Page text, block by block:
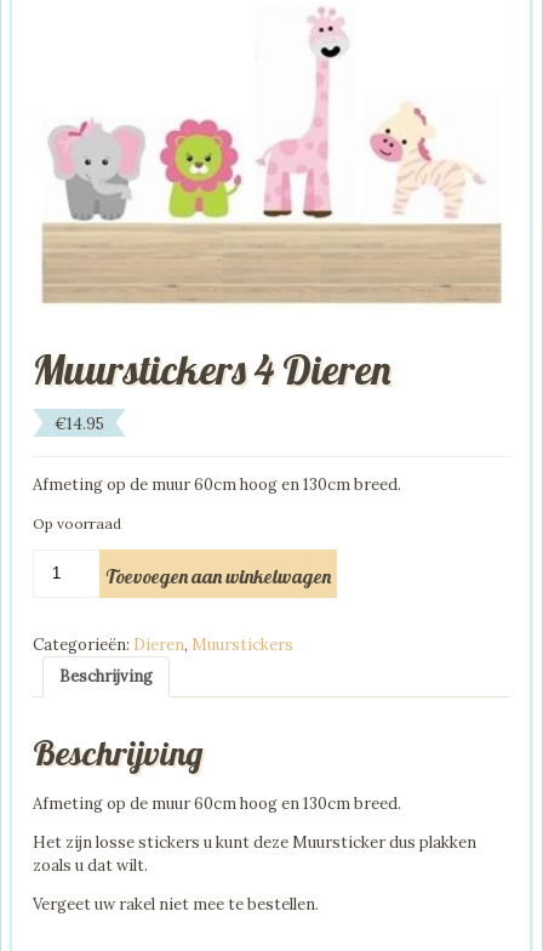
Muurstickers 4 Dieren
€14.95
Afmeting op de muur 60cm hoog en 130cm breed.
Op voorraad
Toevoegen aan winkelwagen
Categorieën: Dieren, Muurstickers
Beschrijving
Beschrijving
Afmeting op de muur 60cm hoog en 130cm breed.
Het zijn losse stickers u kunt deze Muursticker dus plakken
zoals u dat wilt.
Vergeet uw rakel niet mee te bestellen.